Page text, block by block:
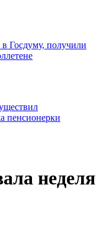
Госдуму, получили
пенсионерки
неделя